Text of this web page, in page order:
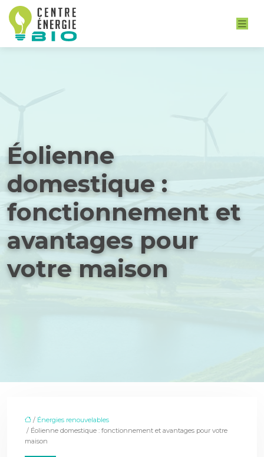
Éolienne
domestique :
fonctionnement et
avantages pour
votre maison
/ Énergies renouvelables
/ Éolienne domestique : fonctionnement et avantages pour votre
maison